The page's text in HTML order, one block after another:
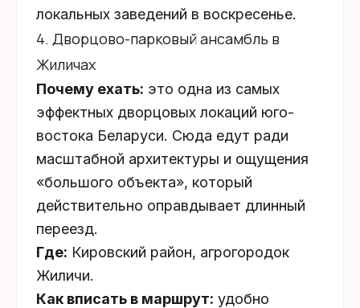
локальных заведений в воскресенье.
4. Дворцово-парковый ансамбль в
Жиличах
Почему ехать: это одна из самых
эффектных дворцовых локаций юго-
востока Беларуси. Сюда едут ради
масштабной архитектуры и ощущения
«большого объекта», который
действительно оправдывает длинный
переезд.
Где: Кировский район, агрогородок
Жиличи.
Как вписать в маршрут: удобно